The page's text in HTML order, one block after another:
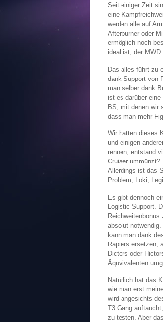
Seit einiger Zeit
eine
werden alle auf
Afterburner oder
ermöglich noch
ideal ist, der MWD
Das alles führt zu
dank Support von
man selber dank
ist es darüber
BS, mit denen wir
dass man mehr
Wir hatten dieses
und einigen
rennen, entstand
Cruiser ummünzt?
Allerdings ist das
Problem, Loki,
Es gibt dennoch
Logistic Support.
Reichweitenbonus
absolut
kann man dank
Rapiers ersetzen,
Dictors oder
Äquvivalenten
Natürlich hat das
wie man erst
wird angesichts
T3 Gang
zu testen. Aber